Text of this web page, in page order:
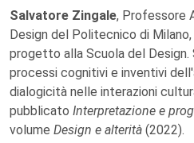
Salvatore Zingale, Professore
Design del Politecnico di
progetto alla Scuola del
processi cognitivi e inventivi
dialogicità nelle interazioni
pubblicato Interpretazione e
volume Design e alterità (2022).